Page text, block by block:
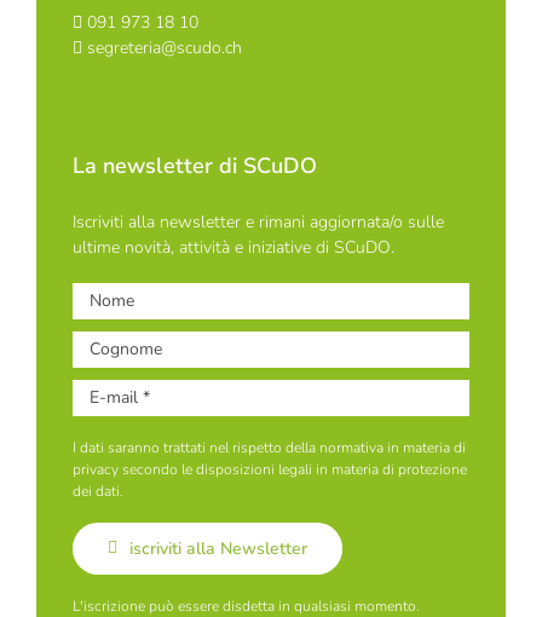
091 973 18 10
segreteria@scudo.ch
La newsletter di SCuDO
Iscriviti alla newsletter e rimani aggiornata/o sulle
ultime novità, attività e iniziative di SCuDO.
I dati saranno trattati nel rispetto della normativa in materia di
privacy secondo le disposizioni legali in materia di protezione
dei dati.
iscriviti alla Newsletter
L'iscrizione può essere disdetta in qualsiasi momento.